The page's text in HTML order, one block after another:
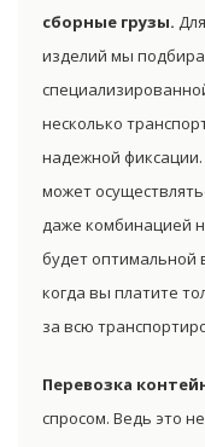
сборные грузы.
изделий мы
несколько
надежной
может
даже комбинацией
будет оптимальной
когда вы платите
за всю
Перевозка
спросом. Ведь это